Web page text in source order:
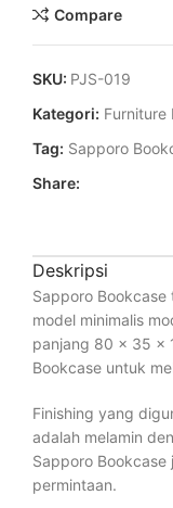
Compare
SKU: PJS-019
Kategori: Furniture
Tag: Sapporo
Share:
Deskripsi
Sapporo
model minimalis
panjang 80 x 35 x
Bookcase untuk
Finishing yang
adalah melamin
Sapporo Bookcase
permintaan.